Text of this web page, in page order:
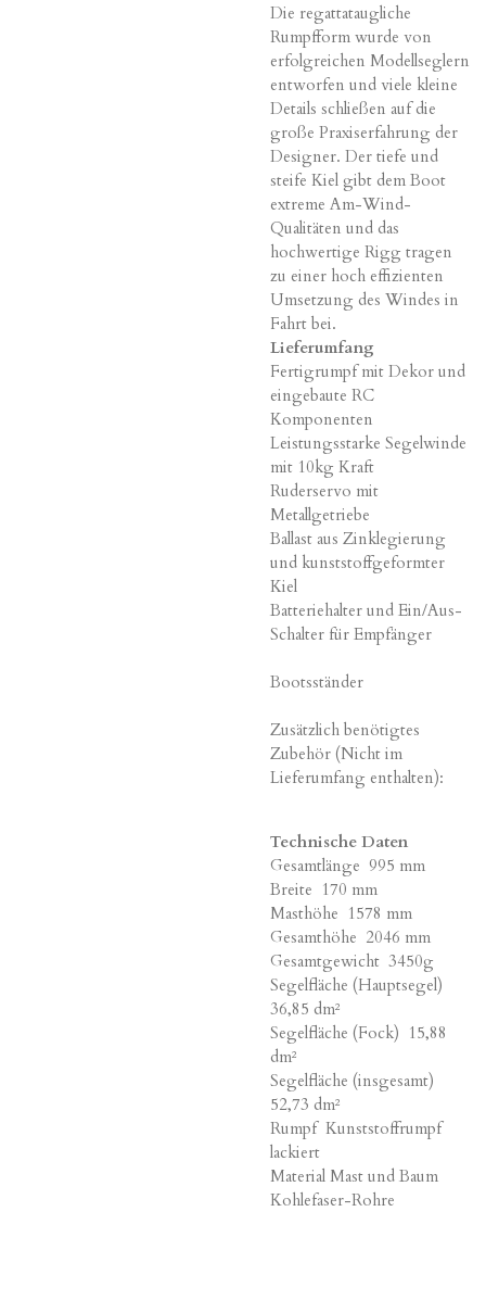
Die regattataugliche
Rumpfform wurde von
erfolgreichen Modellseglern
entworfen und viele kleine
Details schließen auf die
große Praxiserfahrung der
Designer. Der tiefe und
steife Kiel gibt dem Boot
extreme Am-Wind-
Qualitäten und das
hochwertige Rigg tragen
zu einer hoch effizienten
Umsetzung des Windes in
Fahrt bei.
Lieferumfang
Fertigrumpf mit Dekor und
eingebaute RC
Komponenten
Leistungsstarke Segelwinde
mit 10kg Kraft
Ruderservo mit
Metallgetriebe
Ballast aus Zinklegierung
und kunststoffgeformter
Kiel
Batteriehalter und Ein/Aus-
Schalter für Empfänger
Bootsständer
Zusätzlich benötigtes
Zubehör (Nicht im
Lieferumfang enthalten):
Technische Daten
Gesamtlänge 995 mm
Breite 170 mm
Masthöhe 1578 mm
Gesamthöhe 2046 mm
Gesamtgewicht 3450g
Segelfläche (Hauptsegel)
36,85 dm²
Segelfläche (Fock) 15,88
dm²
Segelfläche (insgesamt)
52,73 dm²
Rumpf Kunststoffrumpf
lackiert
Material Mast und Baum
Kohlefaser-Rohre